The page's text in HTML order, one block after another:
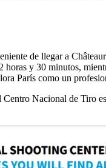
de llegar a
y 30 minutos,
París como un
Nacional de Tiro